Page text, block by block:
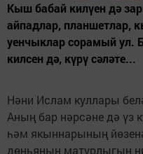
Кыш бабай килүен дә
айпадлар, планшетлар,
уенчыклар сорамый ул.
килсен дә, күрү сәләте...
Нәни Ислам куллары
Аның бар нәрсәне дә үз
һәм якыннарының
дөньяның матурлыгын